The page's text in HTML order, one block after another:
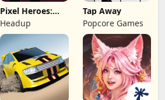
Pixel Heroes:
Byte & Magic
Headup
Tap Away
Popcore Games